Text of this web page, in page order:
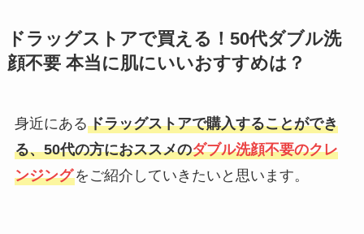
ドラッグストアで買える！50代ダブル洗
顔不要 本当に肌にいいおすすめは？
身近にあるドラッグストアで購入することができ
る、50代の方におススメのダブル洗顔不要のクレ
ンジングをご紹介していきたいと思います。